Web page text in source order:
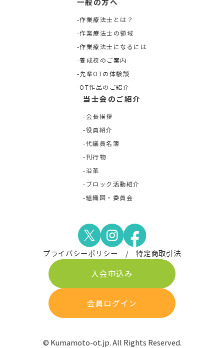
作業療法士とは？
作業療法士の領域
作業療法士になるには
養成校のご案内
先輩OTの体験談
OT作品のご紹介
当士会のご紹介
会長挨拶
役員紹介
代議員名簿
刊行物
沿革
ブロック活動紹介
組織図・委員会
プライバシーポリシー 特定商取引法
入会申込み
会員ログイン
© Kumamoto-ot.jp. All Rights Reserved.